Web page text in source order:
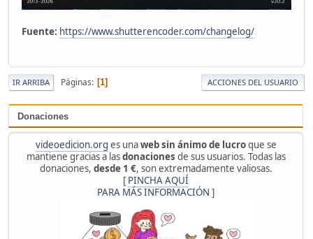
Donaciones
videoedicion.org es unaweb sin ánimo de lucroque se
mantiene gracias a lasdonaciones de sus usuarios. Todas las
donaciones, desde 1 €, son extremadamente valiosas.
[ PINCHA AQUÍ
PARA MÁS INFORMACIÓN ]
Fuente: https://www.shutterencoder.com/changelog/
IR ARRIBA Páginas 1 ACCIONES DEL USUARIO